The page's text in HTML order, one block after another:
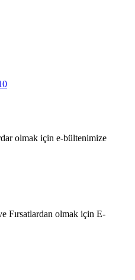
olmak için e-bültenimize
Fırsatlardan olmak için E-